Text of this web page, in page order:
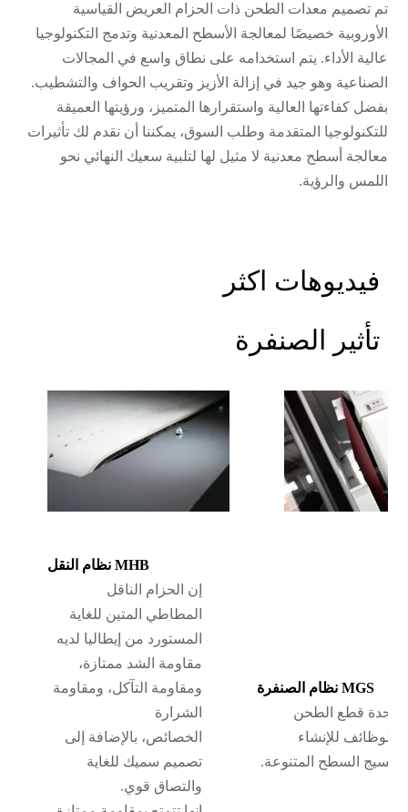
تم تصميم معدات الطحن ذات الحزام العريض القياسية
الأوروبية خصيصًا لمعالجة الأسطح المعدنية وتدمج التكنولوجيا
عالية الأداء. يتم استخدامه على نطاق واسع في المجالات
الصناعية وهو جيد في إزالة الأزيز وتقريب الحواف والتشطيب.
بفضل كفاءتها العالية واستقرارها المتميز، ورؤيتها العميقة
للتكنولوجيا المتقدمة وطلب السوق، يمكننا أن نقدم لك تأثيرات
معالجة أسطح معدنية لا مثيل لها لتلبية سعيك النهائي نحو
اللمس والرؤية.
فيديوهات اكثر
تأثير الصنفرة
نظام النقل MHB
إن الحزام الناقل
المطاطي المتين للغاية
المستورد من إيطاليا لديه
مقاومة الشد ممتازة،
ومقاومة التآكل، ومقاومة
الشرارة
الخصائص، بالإضافة إلى
تصميم سميك للغاية
والتصاق قوي.
نظام الصنفرة MGS
وحدة قطع الطحن
الوظائف للإنشاء
نسيج السطح المتنوعة.